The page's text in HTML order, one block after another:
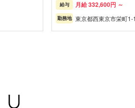
給与 月給 332,600円 ～
勤務地 東京都西東京市栄町1-